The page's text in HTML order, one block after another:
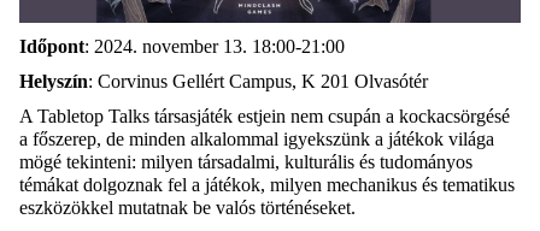
Időpont: 2024. november 13. 18:00-21:00
Helyszín: Corvinus Gellért Campus, K 201 Olvasótér
A Tabletop Talks társasjáték estjein nem csupán a kockacsörgésé
a főszerep, de minden alkalommal igyekszünk a játékok világa
mögé tekinteni: milyen társadalmi, kulturális és tudományos
témákat dolgoznak fel a játékok, milyen mechanikus és tematikus
eszközökkel mutatnak be valós történéseket.